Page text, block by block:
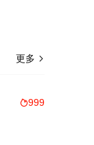
更多 
999